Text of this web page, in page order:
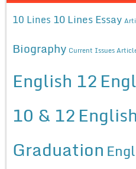
10 Lines 10 Lines Essay
Biography Current Issues
English 12
10 & 12
Graduation